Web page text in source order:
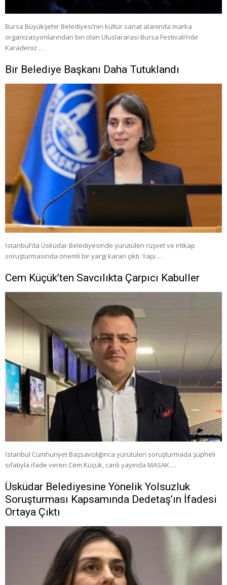
Bursa Büyükşehir Belediyesi’nin kültür sanat alanında marka
organizasyonlarından biri olan Uluslararası Bursa Festivali’nde
Karadeniz …
Bir Belediye Başkanı Daha Tutuklandı
İstanbul’da Üsküdar Belediyesinde yürütülen rüşvet ve irtikap
soruşturmasında önemli bir yargı kararı çıktı. Yapı …
Cem Küçük’ten Savcılıkta Çarpıcı Kabuller
İstanbul Cumhuriyet Başsavcılığınca yürütülen soruşturmada şüpheli
sıfatıyla ifade veren Cem Küçük, canlı yayında MASAK …
Üsküdar Belediyesine Yönelik Yolsuzluk
Soruşturması Kapsamında Dedetaş’ın İfadesi
Ortaya Çıktı